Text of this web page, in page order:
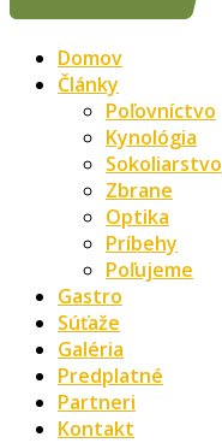
Domov
Články
Poľovníctvo
Kynológia
Sokoliarstvo
Zbrane
Optika
Príbehy
Poľujeme
Gastro
Súťaže
Galéria
Predplatné
Partneri
Kontakt